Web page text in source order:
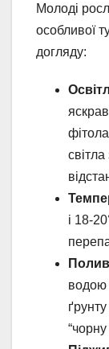
Молоді
особливої
догляду:
і 18-
водою
“чорну